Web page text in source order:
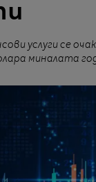
услуги се
миналата